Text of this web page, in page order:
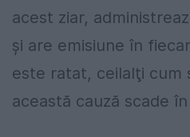
acest ziar,
şi are emisiune în
este ratat, ceilalţi cum
această cauză scade